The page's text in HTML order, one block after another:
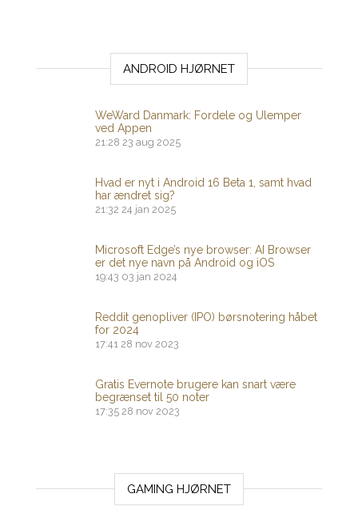
ANDROID HJØRNET
WeWard Danmark: Fordele og Ulemper
ved Appen
21:28 23 aug 2025
Hvad er nyt i Android 16 Beta 1, samt hvad
har ændret sig?
21:32 24 jan 2025
Microsoft Edge’s nye browser: AI Browser
er det nye navn på Android og iOS
19:43 03 jan 2024
Reddit genopliver (IPO) børsnotering håbet
for 2024
17:41 28 nov 2023
Gratis Evernote brugere kan snart være
begrænset til 50 noter
17:35 28 nov 2023
GAMING HJØRNET